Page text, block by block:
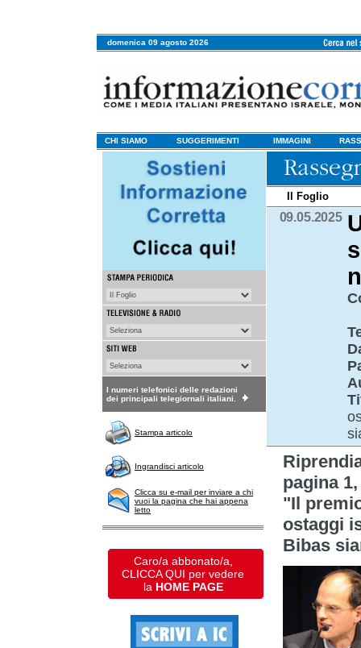
domenica 09 agosto 2026
CHI SIAMO SUGGERIMENTI IMMAGINI
I numeri telefonici delle redazioni
dei principali telegiornali italiani.
Stampa articolo
Ingrandisci articolo
Clicca su e-mail per inviare a chi
vuoi la pagina che hai appena
letto
Caro/a abbonato/a,
CLICCA QUI per vedere
la HOME PAGE
Il Foglio
09.05.2025
pagina
"Il
ostaggi
Bibas